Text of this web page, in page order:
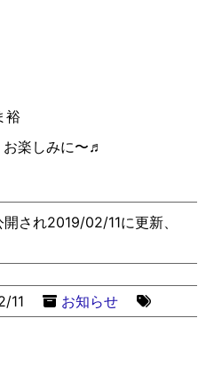
裕
楽しみに〜♬
され2019/02/11に更新、
11 お知らせ